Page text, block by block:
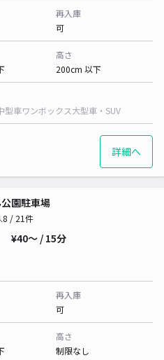
再入庫
可
高さ
200cm 以下
型車ワンボックス大型車・SUV
詳細へ
園駐車場
/ 21件
¥40〜 / 15分
再入庫
可
高さ
制限なし